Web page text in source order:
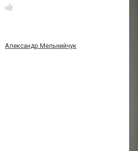
Александр Мельнийчук